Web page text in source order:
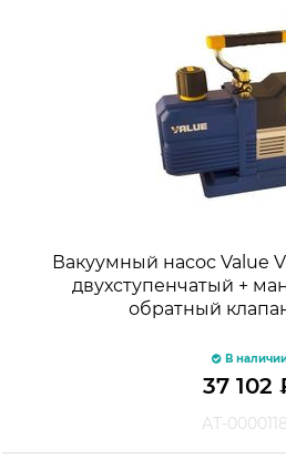
Вакуумный насос Value
двухступенчатый +
обратный
В
37 102
АТ-